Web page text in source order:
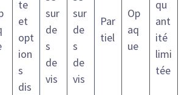
te
et
opt
ion
s
dis
sur
de
s
de
vis
sur
de
s
de
vis
Par
tiel
Op
aq
ue
qu
ant
ité
limi
tée